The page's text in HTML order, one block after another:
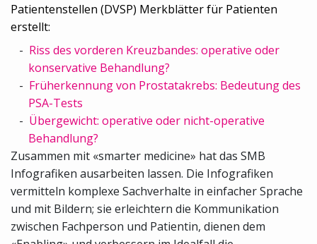
Patientenstellen (DVSP) Merkblätter für Patienten
erstellt:
Riss des vorderen Kreuzbandes: operative oder
konservative Behandlung?
Früherkennung von Prostatakrebs: Bedeutung des
PSA-Tests
Übergewicht: operative oder nicht-operative
Behandlung?
Zusammen mit «smarter medicine» hat das SMB
Infografiken ausarbeiten lassen. Die Infografiken
vermitteln komplexe Sachverhalte in einfacher Sprache
und mit Bildern; sie erleichtern die Kommunikation
zwischen Fachperson und Patientin, dienen dem